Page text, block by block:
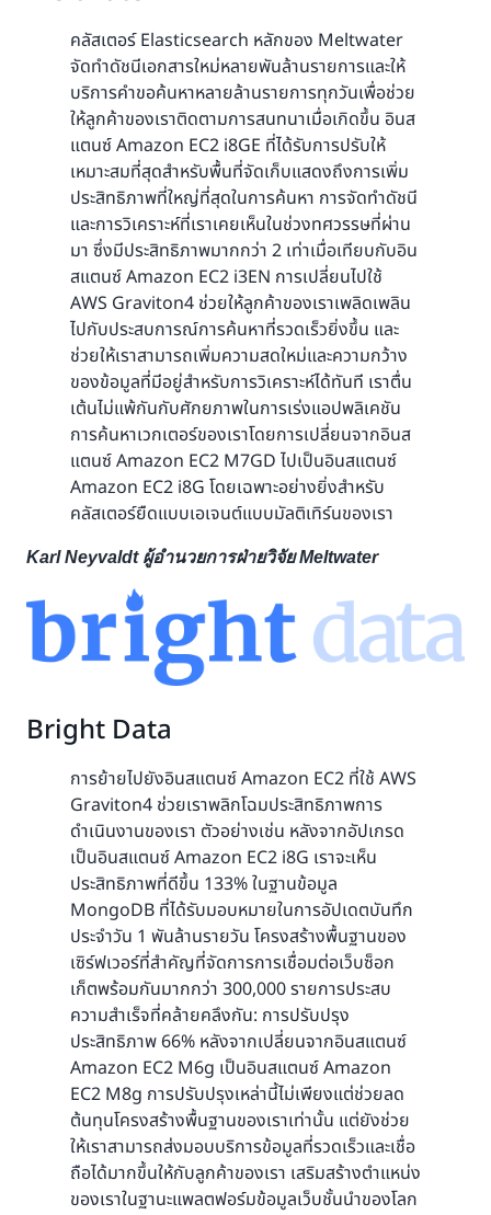
คลัสเตอร์ Elasticsearch หลักของ Meltwater
จัดทำดัชนีเอกสารใหม่หลายพันล้านรายการและให้
บริการคำขอค้นหาหลายล้านรายการทุกวันเพื่อช่วย
ให้ลูกค้าของเราติดตามการสนทนาเมื่อเกิดขึ้น อินส
แตนซ์ Amazon EC2 i8GE ที่ได้รับการปรับให้
เหมาะสมที่สุดสำหรับพื้นที่จัดเก็บแสดงถึงการเพิ่ม
ประสิทธิภาพที่ใหญ่ที่สุดในการค้นหา การจัดทำดัชนี
และการวิเคราะห์ที่เราเคยเห็นในช่วงทศวรรษที่ผ่าน
มา ซึ่งมีประสิทธิภาพมากกว่า 2 เท่าเมื่อเทียบกับอิน
สแตนซ์ Amazon EC2 i3EN การเปลี่ยนไปใช้
AWS Graviton4 ช่วยให้ลูกค้าของเราเพลิดเพลิน
ไปกับประสบการณ์การค้นหาที่รวดเร็วยิ่งขึ้น และ
ช่วยให้เราสามารถเพิ่มความสดใหม่และความกว้าง
ของข้อมูลที่มีอยู่สำหรับการวิเคราะห์ได้ทันที เราตื่น
เต้นไม่แพ้กันกับศักยภาพในการเร่งแอปพลิเคชัน
การค้นหาเวกเตอร์ของเราโดยการเปลี่ยนจากอินส
แตนซ์ Amazon EC2 M7GD ไปเป็นอินสแตนซ์
Amazon EC2 i8G โดยเฉพาะอย่างยิ่งสำหรับ
คลัสเตอร์ยืดแบบเอเจนต์แบบมัลติเทิร์นของเรา
Karl Neyvaldt ผู้อำนวยการฝ่ายวิจัย Meltwater
Bright Data
การย้ายไปยังอินสแตนซ์ Amazon EC2 ที่ใช้ AWS
Graviton4 ช่วยเราพลิกโฉมประสิทธิภาพการ
ดำเนินงานของเรา ตัวอย่างเช่น หลังจากอัปเกรด
เป็นอินสแตนซ์ Amazon EC2 i8G เราจะเห็น
ประสิทธิภาพที่ดีขึ้น 133% ในฐานข้อมูล
MongoDB ที่ได้รับมอบหมายในการอัปเดตบันทึก
ประจำวัน 1 พันล้านรายวัน โครงสร้างพื้นฐานของ
เซิร์ฟเวอร์ที่สำคัญที่จัดการการเชื่อมต่อเว็บซ็อก
เก็ตพร้อมกันมากกว่า 300,000 รายการประสบ
ความสำเร็จที่คล้ายคลึงกัน: การปรับปรุง
ประสิทธิภาพ 66% หลังจากเปลี่ยนจากอินสแตนซ์
Amazon EC2 M6g เป็นอินสแตนซ์ Amazon
EC2 M8g การปรับปรุงเหล่านี้ไม่เพียงแต่ช่วยลด
ต้นทุนโครงสร้างพื้นฐานของเราเท่านั้น แต่ยังช่วย
ให้เราสามารถส่งมอบบริการข้อมูลที่รวดเร็วและเชื่อ
ถือได้มากขึ้นให้กับลูกค้าของเรา เสริมสร้างตำแหน่ง
ของเราในฐานะแพลตฟอร์มข้อมูลเว็บชั้นนำของโลก